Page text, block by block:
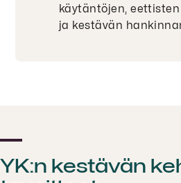
käytäntöjen,
ja kestävän
YK:n kestävän